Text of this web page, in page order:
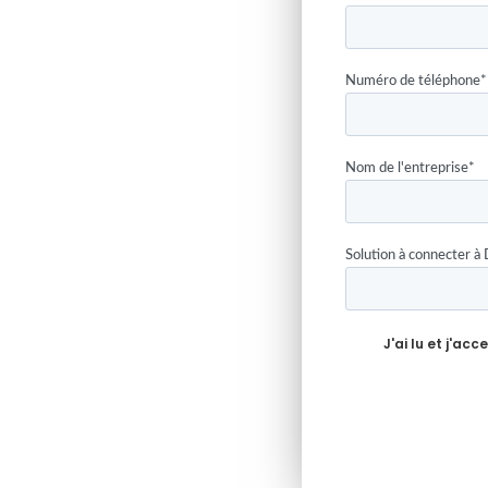
Numéro de téléphone*
Nom de l'entreprise*
Solution à connecter à
J'ai lu et